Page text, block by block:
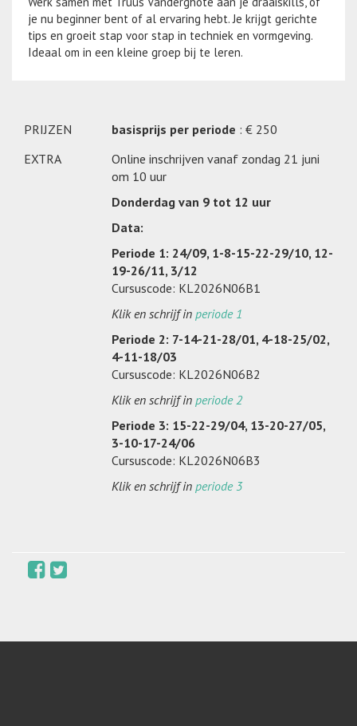
je nu beginner bent of al ervaring hebt. Je krijgt gerichte
tips en groeit stap voor stap in techniek en vormgeving.
Ideaal om in een kleine groep bij te leren.
PRIJZEN basisprijs per periode : € 250
EXTRA
Online inschrijven vanaf zondag 21 juni
om 10 uur
Donderdag van 9 tot 12 uur
Data:
Periode 1: 24/09, 1-8-15-22-29/10, 12-
19-26/11, 3/12
Cursuscode: KL2026N06B1
Klik en schrijf in periode 1
Periode 2: 7-14-21-28/01, 4-18-25/02,
4-11-18/03
Cursuscode: KL2026N06B2
Klik en schrijf in periode 2
Periode 3: 15-22-29/04, 13-20-27/05,
3-10-17-24/06
Cursuscode: KL2026N06B3
Klik en schrijf in periode 3